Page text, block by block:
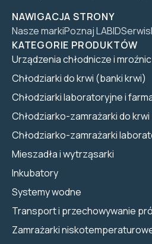
NAWIGACJA STRONY
Nasze markiPoznaj LABIDSerwis
KATEGORIE PRODUKTÓW
Urządzenia chłodnicze i
Chłodziarki do krwi (banki krwi)
Chłodziarki laboratoryjne i
Chłodziarko-zamrażarki do krwi
Chłodziarko-zamrażarki
Mieszadła i wytrząsarki
Inkubatory
Systemy wodne
Transport i przechowywanie
Zamrażarki